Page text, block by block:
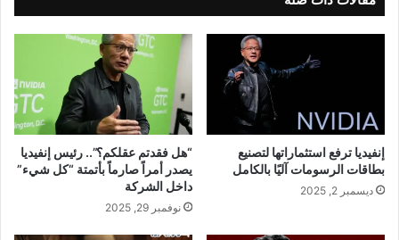
إنفيديا ترفع استثماراتها لتصنيع
بطاقات الرسومات آليًا بالكامل
ديسمبر 2, 2025
“هل فقدتم عقلكم؟”.. رئيس إنفيديا
يصدر أمراً صارماً بأتمتة “كل شيء”
داخل الشركة
نوفمبر 29, 2025